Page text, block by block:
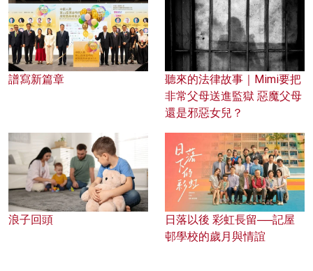
譜寫新篇章
聽來的法律故事｜Mimi要把
非常父母送進監獄 惡魔父母
還是邪惡女兒？
浪子回頭
日落以後 彩虹長留──記屋
邨學校的歲月與情誼